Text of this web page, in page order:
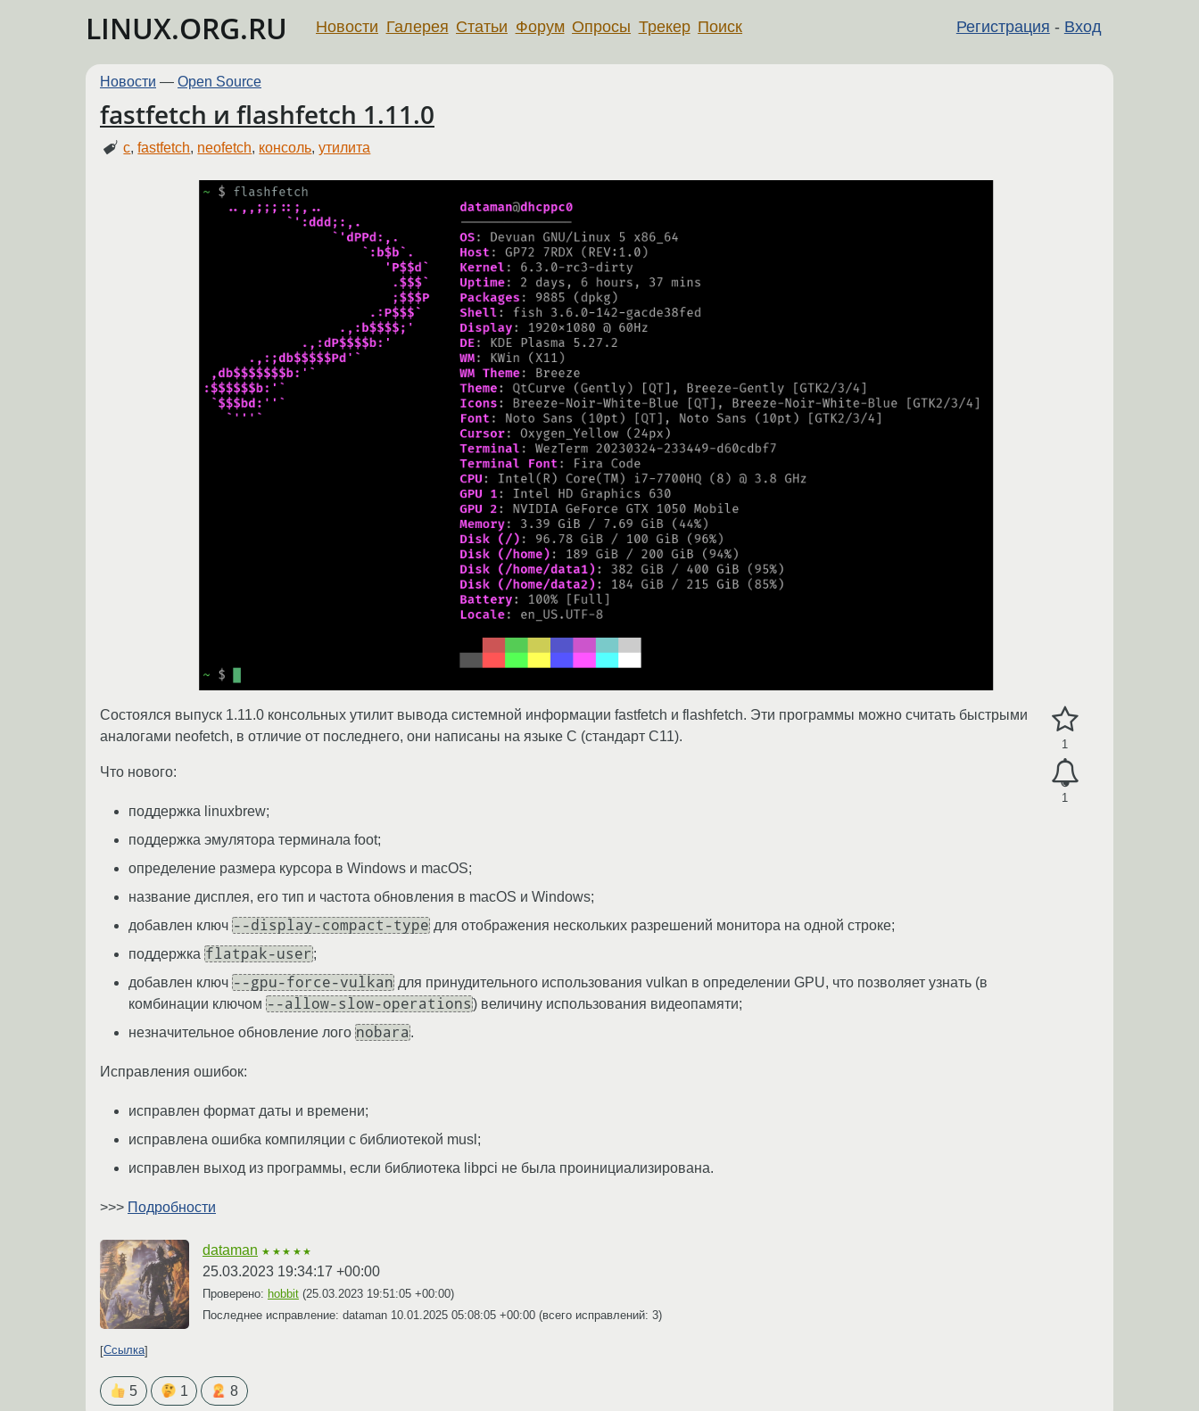
LINUX.ORG.RU Регистрация - Вход
Новости Галерея Статьи Форум Опросы Трекер Поиск
Новости — Open Source
fastfetch и flashfetch 1.11.0
c,fastfetch, neofetch, консоль,утилита
1
1
Состоялся выпуск 1.11.0 консольных утилит вывода системной информации fastfetch и flashfetch. Эти программы можно считать быстрыми
аналогами neofetch, в отличие от последнего, они написаны на языке C (стандарт C11).
Что нового:
поддержка linuxbrew;
поддержка эмулятора терминала foot;
определение размера курсора в Windows и macOS;
название дисплея, его тип и частота обновления в macOS и Windows;
добавлен ключ --display-compact-type для отображения нескольких разрешений монитора на одной строке;
поддержка flatpak-user ;
добавлен ключ --gpu-force-vulkan для принудительного использования vulkan в определении GPU, что позволяет узнать (в
комбинации ключом --allow-slow-operations) величину использования видеопамяти;
незначительное обновление лого nobara .
Исправления ошибок:
исправлен формат даты и времени;
исправлена ошибка компиляции с библиотекой musl;
исправлен выход из программы, если библиотека libpci не была проинициализирована.
>>> Подробности
dataman ★★★★★
25.03.2023 19:34:17 +00:00
Проверено: hobbit (25.03.2023 19:51:05 +00:00)
Последнее исправление: dataman 10.01.2025 05:08:05 +00:00 (всего исправлений: 3)
Ссылка
5 1 8